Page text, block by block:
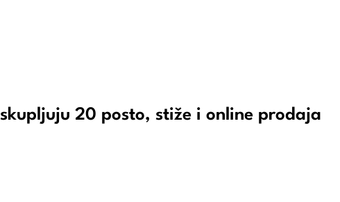
20 posto, stiže i online prodaja